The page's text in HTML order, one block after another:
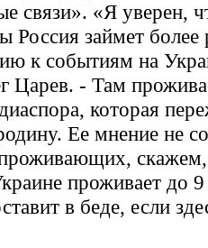
связи». «Я уверен,
Россия займет
к событиям на
Царев. - Там
которая
Ее мнение не
проживает до
в беде, если